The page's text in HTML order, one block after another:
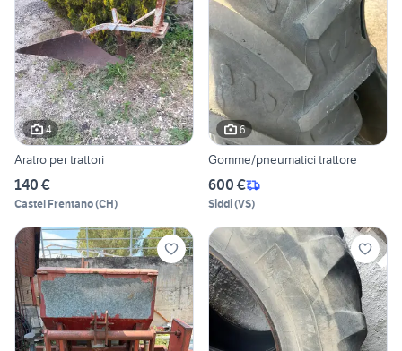
4
Aratro per trattori
140 €
Castel Frentano(CH)
6
Gomme/pneumatici trattore
600 €
Siddi(VS)